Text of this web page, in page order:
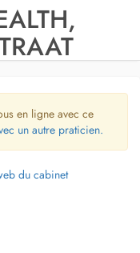
en ligne avec ce
un autre praticien.
du cabinet